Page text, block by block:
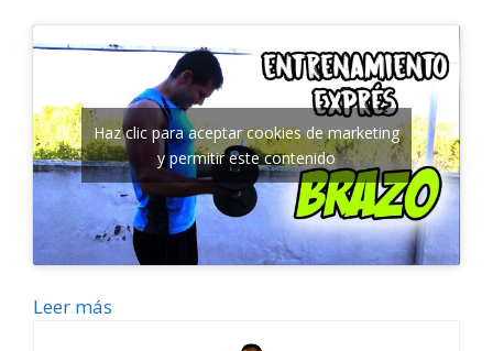
Haz clic para aceptar cookies de marketing
y permitir este contenido
Leer más